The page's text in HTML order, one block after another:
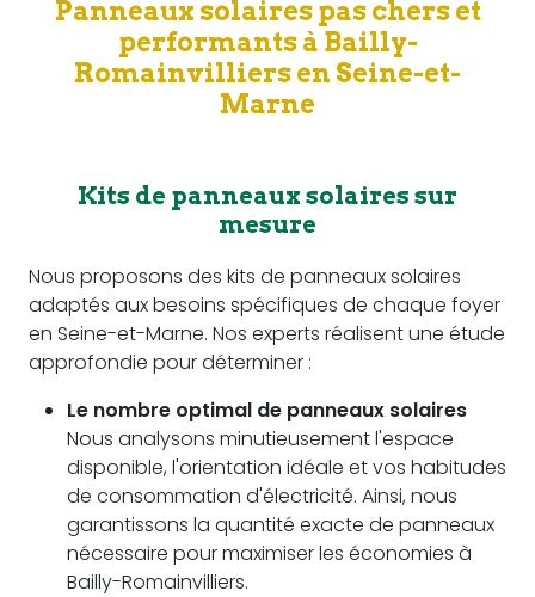
Panneaux solaires pas chers et
performants à Bailly-
Romainvilliers en Seine-et-
Marne
Kits de panneaux solaires sur
mesure
Nous proposons des kits de panneaux solaires
adaptés aux besoins spécifiques de chaque foyer
en Seine-et-Marne. Nos experts réalisent une étude
approfondie pour déterminer :
Le nombre optimal de panneaux solaires
Nous analysons minutieusement l'espace
disponible, l'orientation idéale et vos habitudes
de consommation d'électricité. Ainsi, nous
garantissons la quantité exacte de panneaux
nécessaire pour maximiser les économies à
Bailly-Romainvilliers.